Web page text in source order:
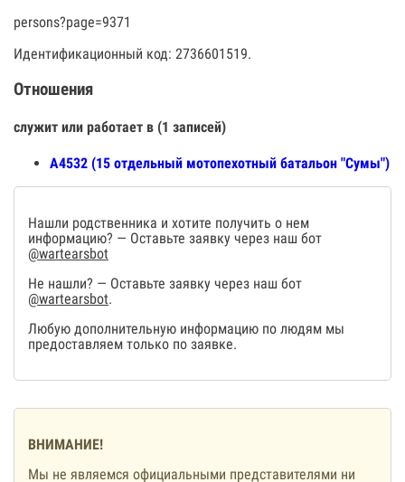
persons?page=9371
Идентификационный код: 2736601519.
Отношения
служит или работает в (1 записей)
А4532 (15 отдельный мотопехотный батальон "Сумы")
Нашли родственника и хотите получить о нем
информацию? — Оставьте заявку через наш бот
@wartearsbot
Не нашли? — Оставьте заявку через наш бот
@wartearsbot.
Любую дополнительную информацию по людям мы
предоставляем только по заявке.
ВНИМАНИЕ!
Мы не являемся официальными представителями ни